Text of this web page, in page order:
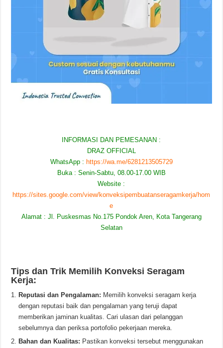
INFORMASI DAN PEMESANAN :
DRAZ OFFICIAL
WhatsApp : https://wa.me/6281213505729
Buka : Senin-Sabtu, 08.00-17.00 WIB
Website :
https://sites.google.com/view/konveksipembuatanseragamkerja/hom
e
Alamat : Jl. Puskesmas No.175 Pondok Aren, Kota Tangerang
Selatan
Tips dan Trik Memilih Konveksi Seragam
Kerja:
Reputasi dan Pengalaman: Memilih konveksi seragam kerja
dengan reputasi baik dan pengalaman yang teruji dapat
memberikan jaminan kualitas. Cari ulasan dari pelanggan
sebelumnya dan periksa portofolio pekerjaan mereka.
Bahan dan Kualitas: Pastikan konveksi tersebut menggunakan